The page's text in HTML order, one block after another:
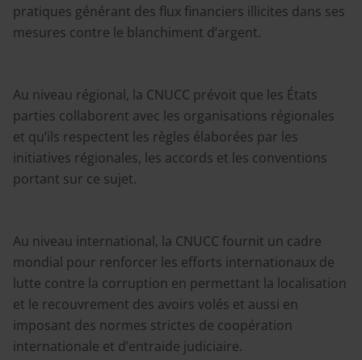
pratiques générant des flux financiers illicites dans ses
mesures contre le blanchiment d’argent.
Au niveau régional, la CNUCC prévoit que les États
parties collaborent avec les organisations régionales
et qu’ils respectent les règles élaborées par les
initiatives régionales, les accords et les conventions
portant sur ce sujet.
Au niveau international, la CNUCC fournit un cadre
mondial pour renforcer les efforts internationaux de
lutte contre la corruption en permettant la localisation
et le recouvrement des avoirs volés et aussi en
imposant des normes strictes de coopération
internationale et d’entraide judiciaire.